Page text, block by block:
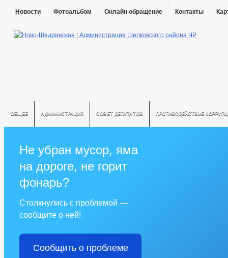
Новости Фотоальбом Онлайн обращение Контакты
ОБЩЕЕ АДМИНИСТРАЦИЯ СОВЕТ ДЕПУТАТОВ ПРОТИВОДЕЙСТВИЕ
Не убран мусор, яма
на дороге, не горит
фонарь?
Столкнулись с проблемой —
сообщите о ней!
Сообщить о проблеме